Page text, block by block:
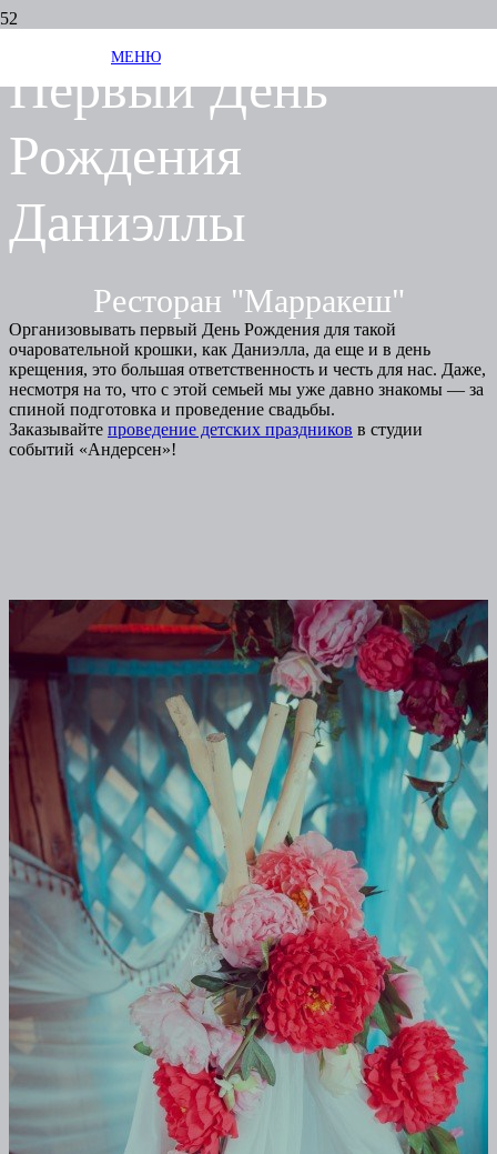
МЕНЮ
Первый День
Рождения
Даниэллы
Ресторан "Марракеш"
Организовывать первый День Рождения для такой
очаровательной крошки, как Даниэлла, да еще и в день
крещения, это большая ответственность и честь для нас. Даже,
несмотря на то, что с этой семьей мы уже давно знакомы — за
спиной подготовка и проведение свадьбы.
Заказывайте проведение детских праздников в студии
событий «Андерсен»!